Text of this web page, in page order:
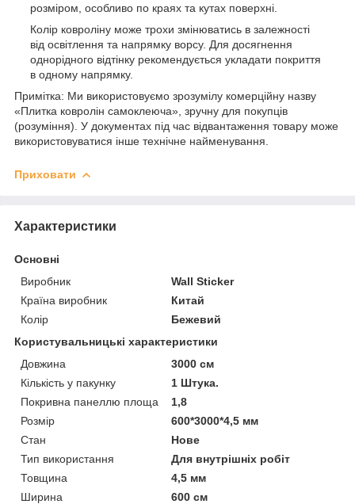
розміром, особливо по краях та кутах поверхні.
Колір ковроліну може трохи змінюватись в залежності
від освітлення та напрямку ворсу. Для досягнення
однорідного відтінку рекомендується укладати покриття
в одному напрямку.
Примітка: Ми використовуємо зрозумілу комерційну назву
«Плитка ковролін самоклеюча», зручну для покупців
(розуміння). У документах під час відвантаження товару може
використовуватися інше технічне найменування.
Приховати
Характеристики
Основні
Виробник
Wall Sticker
Країна виробник
Китай
Колір
Бежевий
Користувальницькі характеристики
Довжина
3000 см
Кількість у пакунку
1 Штука.
Покривна панеллю площа
1,8
Розмір
600*3000*4,5 мм
Стан
Нове
Тип використання
Для внутрішніх робіт
Товщина
4,5 мм
Ширина
600 см